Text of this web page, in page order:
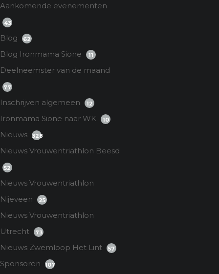
Aankomende evenementen
43
Blog 62
Blog Ironmama Sione 11
Deelneemster van de maand
77
Inschrijven algemeen 12
Ironmama Sione naar WK 10
Nieuws 328
Nieuws Vrouwentriathlon Beesd
52
Nieuws Vrouwentriathlon
Nijeveen
25
Nieuws Vrouwentriathlon
Utrecht
73
Nieuws Zwemloop Het Lint 57
Sponsoren 107